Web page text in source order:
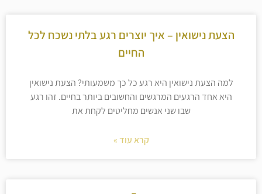
הצעת נישואין – איך יוצרים רגע בלתי נשכח לכל
החיים
למה הצעת נישואין היא רגע כל כך משמעותי? הצעת נישואין
היא אחד הרגעים המרגשים והחשובים ביותר בחיים. זהו רגע
שבו שני אנשים מחליטים לקחת את
קרא עוד »